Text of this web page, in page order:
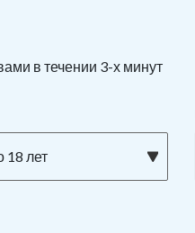
в течении 3-х минут
18 лет